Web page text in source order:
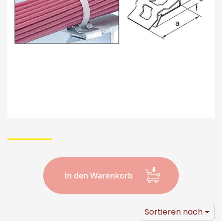
to
beginningIn den Warenkorb
Sortieren nach